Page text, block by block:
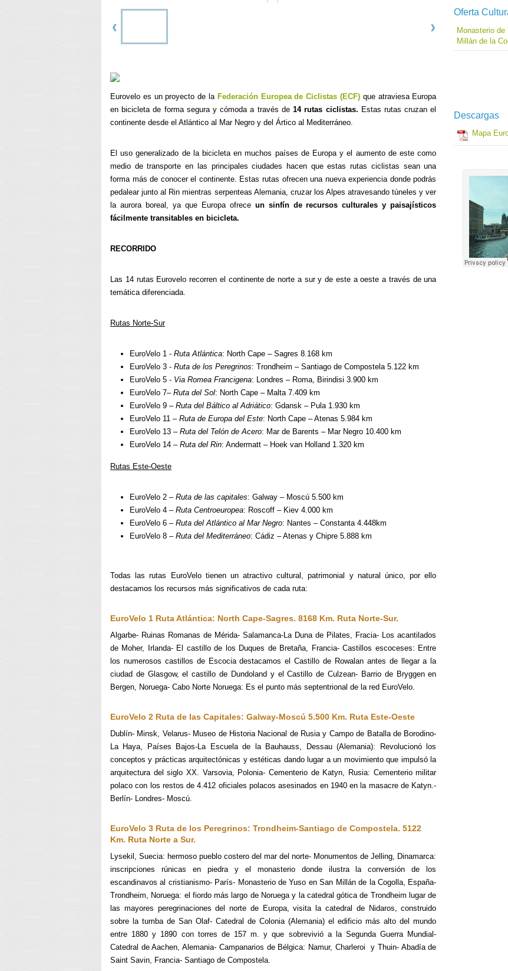
Eurovelo es un proyecto de la Federación Europea de Ciclistas (ECF)que atraviesa Europa
en bicicleta de forma segura y cómoda a través de14 rutas ciclistas. Estas rutas cruzan el
continente desde el Atlántico al Mar Negro y del Ártico al Mediterráneo.
El uso generalizado de la bicicleta en muchos países de Europa y el aumento de este como
medio de transporte en las principales ciudades hacen que estas rutas ciclistas sean una
forma más de conocer el continente. Estas rutas ofrecen una nueva experiencia donde podrás
pedalear junto al Rin mientras serpenteas Alemania, cruzar los Alpes atravesando túneles y ver
la aurora boreal, ya que Europa ofrece un sinfín de recursos culturales y paisajísticos
fácilmente transitables en bicicleta.
RECORRIDO
Las 14 rutas Eurovelo recorren el continente de norte a sur y de este a oeste a través de una
temática diferenciada.
Rutas Norte-Sur
EuroVelo 1 - Ruta Atlántica: North Cape – Sagres 8.168 km
EuroVelo 3 - Ruta de los Peregrinos: Trondheim – Santiago de Compostela 5.122 km
EuroVelo 5 - Via Romea Francigena: Londres – Roma, Birindisi 3.900 km
EuroVelo 7– Ruta del Sol: North Cape – Malta 7.409 km
EuroVelo 9 – Ruta del Báltico al Adriático: Gdansk – Pula 1.930 km
EuroVelo 11 – Ruta de Europa del Este: North Cape – Atenas 5.984 km
EuroVelo 13 – Ruta del Telón de Acero: Mar de Barents – Mar Negro 10.400 km
EuroVelo 14 – Ruta del Rin: Andermatt – Hoek van Holland 1.320 km
Rutas Este-Oeste
EuroVelo 2 – Ruta de las capitales: Galway – Moscú 5.500 km
EuroVelo 4 – Ruta Centroeuropea: Roscoff – Kiev 4.000 km
EuroVelo 6 – Ruta del Atlántico al Mar Negro: Nantes – Constanta 4.448km
EuroVelo 8 – Ruta del Mediterráneo: Cádiz – Atenas y Chipre 5.888 km
Todas las rutas EuroVelo tienen un atractivo cultural, patrimonial y natural único, por ello
destacamos los recursos más significativos de cada ruta:
EuroVelo 1 Ruta Atlántica: North Cape-Sagres. 8168 Km. Ruta Norte-Sur.
Algarbe- Ruinas Romanas de Mérida- Salamanca-La Duna de Pilates, Fracia- Los acantilados
de Moher, Irlanda- El castillo de los Duques de Bretaña, Francia- Castillos escoceses: Entre
los numerosos castillos de Escocia destacamos el Castillo de Rowalan antes de llegar a la
ciudad de Glasgow, el castillo de Dundoland y el Castillo de Culzean- Barrio de Bryggen en
Bergen, Noruega- Cabo Norte Noruega: Es el punto más septentrional de la red EuroVelo.
EuroVelo 2 Ruta de las Capitales: Galway-Moscú 5.500 Km. Ruta Este-Oeste
Dublín- Minsk, Velarus- Museo de Historia Nacional de Rusia y Campo de Batalla de Borodino-
La Haya, Países Bajos-La Escuela de la Bauhauss, Dessau (Alemania): Revolucionó los
conceptos y prácticas arquitectónicas y estéticas dando lugar a un movimiento que impulsó la
arquitectura del siglo XX. Varsovia, Polonia- Cementerio de Katyn, Rusia: Cementerio militar
polaco con los restos de 4.412 oficiales polacos asesinados en 1940 en la masacre de Katyn.-
Berlín- Londres- Moscú.
EuroVelo 3 Ruta de los Peregrinos: Trondheim-Santiago de Compostela. 5122
Km. Ruta Norte a Sur.
Lysekil, Suecia: hermoso pueblo costero del mar del norte- Monumentos de Jelling, Dinamarca:
inscripciones rúnicas en piedra y el monasterio donde ilustra la conversión de los
escandinavos al cristianismo- París- Monasterio de Yuso en San Millán de la Cogolla, España-
Trondheim, Noruega: el fiordo más largo de Noruega y la catedral gótica de Trondheim lugar de
las mayores peregrinaciones del norte de Europa, visita la catedral de Nidaros, construido
sobre la tumba de San Olaf- Catedral de Colonia (Alemania) el edificio más alto del mundo
entre 1880 y 1890 con torres de 157 m. y que sobrevivió a la Segunda Guerra Mundial-
Catedral de Aachen, Alemania- Campanarios de Bélgica: Namur, Charleroi y Thuin- Abadía de
Saint Savin, Francia- Santiago de Compostela.
Oferta
Monasterio de
Millán de la
Descargas
Mapa